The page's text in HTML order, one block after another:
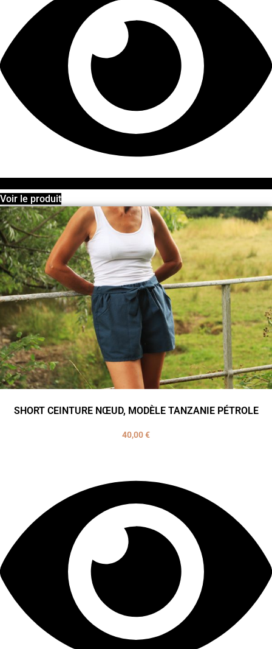
Voir le produit
SHORT CEINTURE NŒUD, MODÈLE TANZANIE PÉTROLE
40,00€